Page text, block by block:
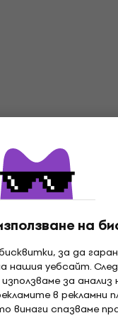
на
за да
нашия уебсайт.
за
в рекламни
винаги спазваме